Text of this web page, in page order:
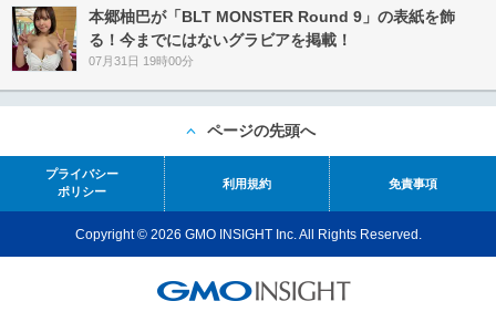
本郷柚巴が「BLT MONSTER Round 9」の表紙を飾
る！今までにはないグラビアを掲載！
07月31日 19時00分
ページの先頭へ
プライバシー
ポリシー
利用規約 免責事項
Copyright © 2026 GMO INSIGHT Inc. All Rights Reserved.